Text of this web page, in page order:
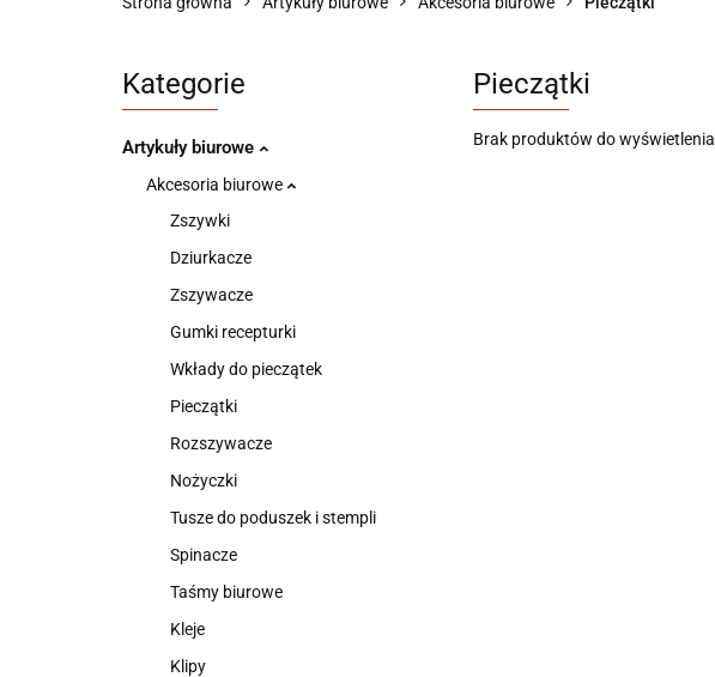
Kategorie
Artykuły biurowe
Akcesoria biurowe
Zszywki
Dziurkacze
Zszywacze
Gumki recepturki
Wkłady do pieczątek
Pieczątki
Rozszywacze
Nożyczki
Tusze do poduszek i stempli
Spinacze
Taśmy biurowe
Kleje
Klipy
Pieczątki
Brak produktów do wyświetlenia